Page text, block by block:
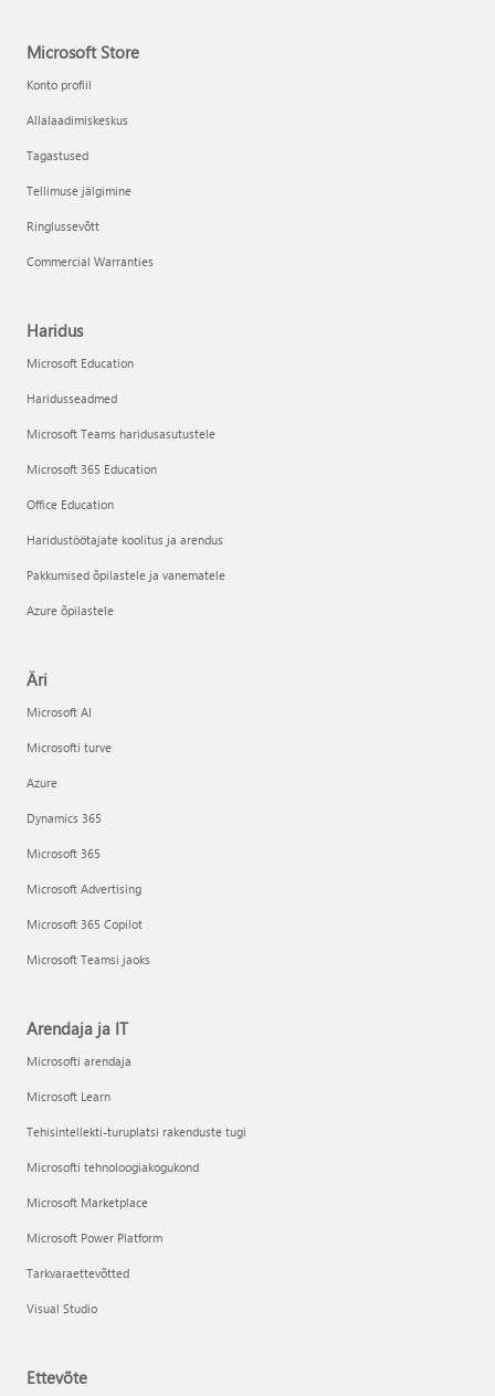
Microsoft Store
Konto profiil
Allalaadimiskeskus
Tagastused
Tellimuse jälgimine
Ringlussevõtt
Commercial Warranties
Haridus
Microsoft Education
Haridusseadmed
Microsoft Teams haridusasutustele
Microsoft 365 Education
Office Education
Haridustöötajate koolitus ja arendus
Pakkumised õpilastele ja vanematele
Azure õpilastele
Äri
Microsoft AI
Microsofti turve
Azure
Dynamics 365
Microsoft 365
Microsoft Advertising
Microsoft 365 Copilot
Microsoft Teamsi jaoks
Arendaja ja IT
Microsofti arendaja
Microsoft Learn
Tehisintellekti-turuplatsi rakenduste tugi
Microsofti tehnoloogiakogukond
Microsoft Marketplace
Microsoft Power Platform
Tarkvaraettevõtted
Visual Studio
Ettevõte